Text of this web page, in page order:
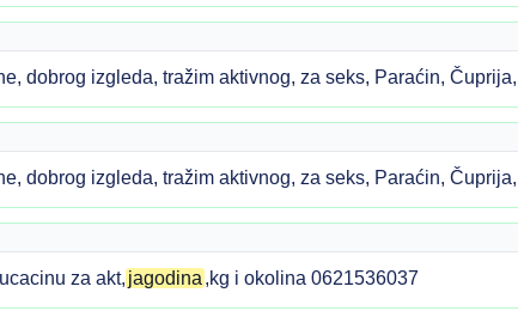
dobrog izgleda, tražim aktivnog, za seks, Paraćin, Čuprija,
dobrog izgleda, tražim aktivnog, za seks, Paraćin, Čuprija,
za akt, jagodina ,kg i okolina 0621536037